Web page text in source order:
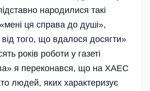
народилися такі
ця справа до душі»,
того, що вдалося досягти»
років роботи у газеті
я переконався, що на ХАЕС
людей, яких характеризує